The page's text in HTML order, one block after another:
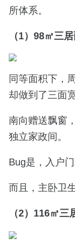
所体系。
（1）98㎡三
同等面积下，
却做到了三面
南向赠送飘窗
独立家政间。
Bug是，入户
而且，主卧卫
（2）116㎡三